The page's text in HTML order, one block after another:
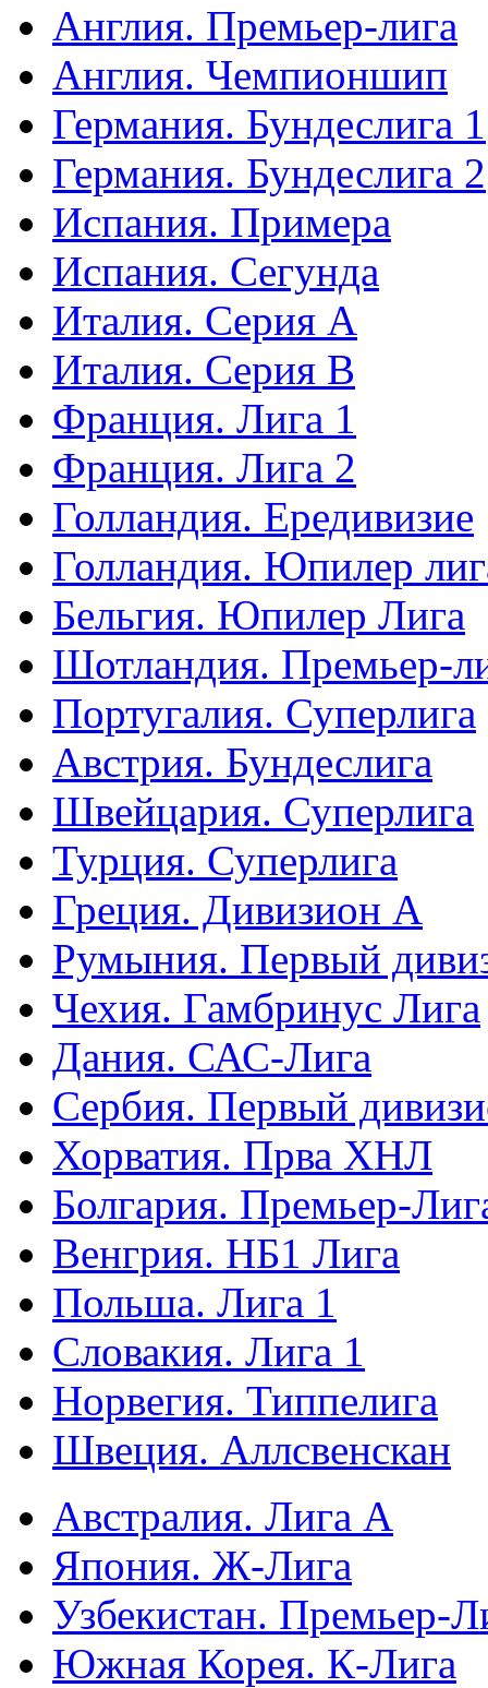
Англия. Премьер-лига
Англия. Чемпионшип
Германия. Бундеслига 1
Германия. Бундеслига 2
Испания. Примера
Испания. Сегунда
Италия. Серия А
Италия. Серия B
Франция. Лига 1
Франция. Лига 2
Голландия. Ередивизие
Голландия. Юпилер
Бельгия. Юпилер Лига
Шотландия. Премьер-
Португалия. Суперлига
Австрия. Бундеслига
Швейцария. Суперлига
Турция. Суперлига
Греция. Дивизион А
Румыния. Первый
Чехия. Гамбринус Лига
Дания. САС-Лига
Сербия. Первый
Хорватия. Прва ХНЛ
Болгария. Премьер-
Венгрия. НБ1 Лига
Польша. Лига 1
Словакия. Лига 1
Норвегия. Типпелига
Швеция. Аллсвенскан
Австралия. Лига А
Япония. Ж-Лига
Узбекистан. Премьер-
Южная Корея. К-Лига